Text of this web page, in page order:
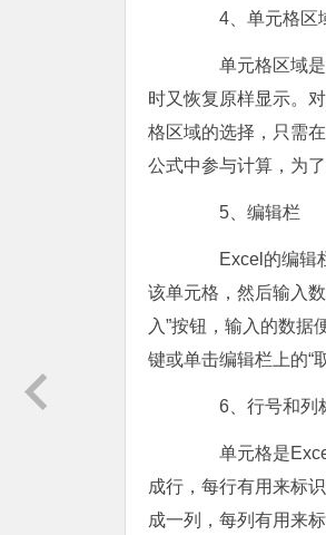
4、单元格区
单元格区域是
时又恢复原样显示。
格区域的选择，只需
公式中参与计算，为
5、编辑栏
Excel的编辑栏
该单元格，然后输入
入”按钮，输入的数据
键或单击编辑栏上的“
6、行号和列
单元格是Excel
成行，每行有用来标
成一列，每列有用来